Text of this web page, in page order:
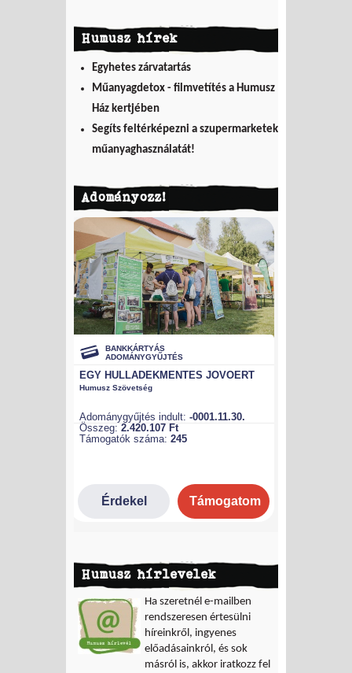
Humusz hírek
Egyhetes zárvatartás
Műanyagdetox - filmvetítés a Humusz
Ház kertjében
Segíts feltérképezni a szupermarketek
műanyaghasználatát!
Adományozz!
Humusz hírlevelek
Ha szeretnél e-mailben
rendszeresen értesülni
híreinkről, ingyenes
előadásainkról, és sok
másról is, akkor iratkozz fel